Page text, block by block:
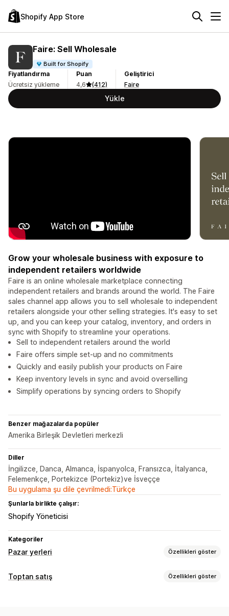
Shopify App Store
Faire: Sell Wholesale
Built for Shopify
Fiyatlandırma
Ücretsiz yükleme
Puan
4,6
(412)
Geliştirici
Faire
Yükle
Grow your wholesale business with exposure to
independent retailers worldwide
Faire is an online wholesale marketplace connecting
independent retailers and brands around the world. The Faire
sales channel app allows you to sell wholesale to independent
retailers alongside your other selling strategies. It's easy to set
up, and you can keep your catalog, inventory, and orders in
sync with Shopify to streamline your operations.
Sell to independent retailers around the world
Faire offers simple set-up and no commitments
Quickly and easily publish your products on Faire
Keep inventory levels in sync and avoid overselling
Simplify operations by syncing orders to Shopify
Benzer mağazalarda popüler
Amerika Birleşik Devletleri merkezli
Diller
İngilizce, Danca, Almanca, İspanyolca, Fransızca, İtalyanca,
Felemenkçe, Portekizce (Portekiz)ve İsveççe
Bu uygulama şu dile çevrilmedi:Türkçe
Şunlarla birlikte çalışır:
Shopify Yöneticisi
Kategoriler
Pazar yerleri Özellikleri göster
Liste kaydı yönetimi
Toptan satış Özellikleri göster